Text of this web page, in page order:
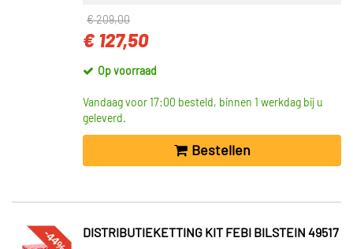
€ 209,00
€ 127,50
Op voorraad
Vandaag voor 17:00 besteld, binnen 1 werkdag bij u
geleverd.
Bestellen
-44% DISTRIBUTIEKETTING KIT FEBI BILSTEIN 49517